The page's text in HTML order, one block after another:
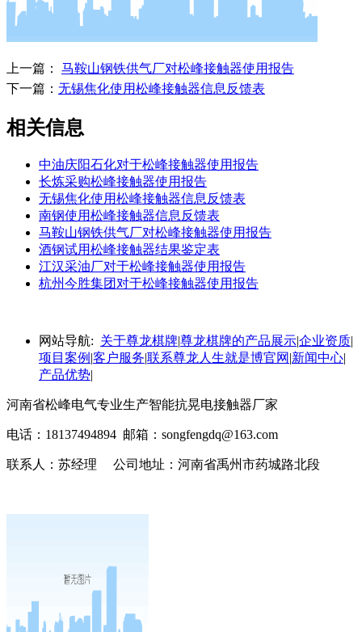
上一篇： 马鞍山钢铁供气厂对松峰接触器使用报告
下一篇： 无锡焦化使用松峰接触器信息反馈表
相关信息
中油庆阳石化对于松峰接触器使用报告
长炼采购松峰接触器使用报告
无锡焦化使用松峰接触器信息反馈表
南钢使用松峰接触器信息反馈表
马鞍山钢铁供气厂对松峰接触器使用报告
酒钢试用松峰接触器结果鉴定表
江汉采油厂对于松峰接触器使用报告
杭州今胜集团对于松峰接触器使用报告
网站导航: 关于尊龙棋牌|尊龙棋牌的产品展示|企业资质|
项目案例 |客户服务|联系尊龙人生就是博官网 |新闻中心|
产品优势|
河南省松峰电气专业生产智能抗晃电接触器厂家
电话：18137494894 邮箱： songfengdq@163.com
联系人：苏经理 公司地址：河南省禹州市药城路北段